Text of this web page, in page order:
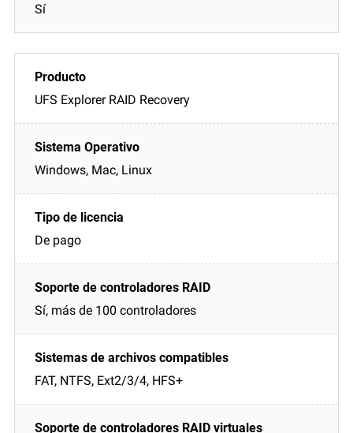
Sí
UFS Explorer RAID Recovery
Windows, Mac, Linux
De pago
Sí, más de 100 controladores
FAT, NTFS, Ext2/3/4, HFS+